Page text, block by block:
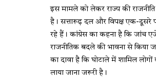
इस मामले को लेकर राज्य की राजनीति
है। सत्तारूढ़ दल और विपक्ष एक-दूसरे
रहे हैं। कांग्रेस का कहना है कि जांच
राजनीतिक बदले की भावना से किया
का दावा है कि घोटाले में शामिल
लाया जाना जरूरी है।